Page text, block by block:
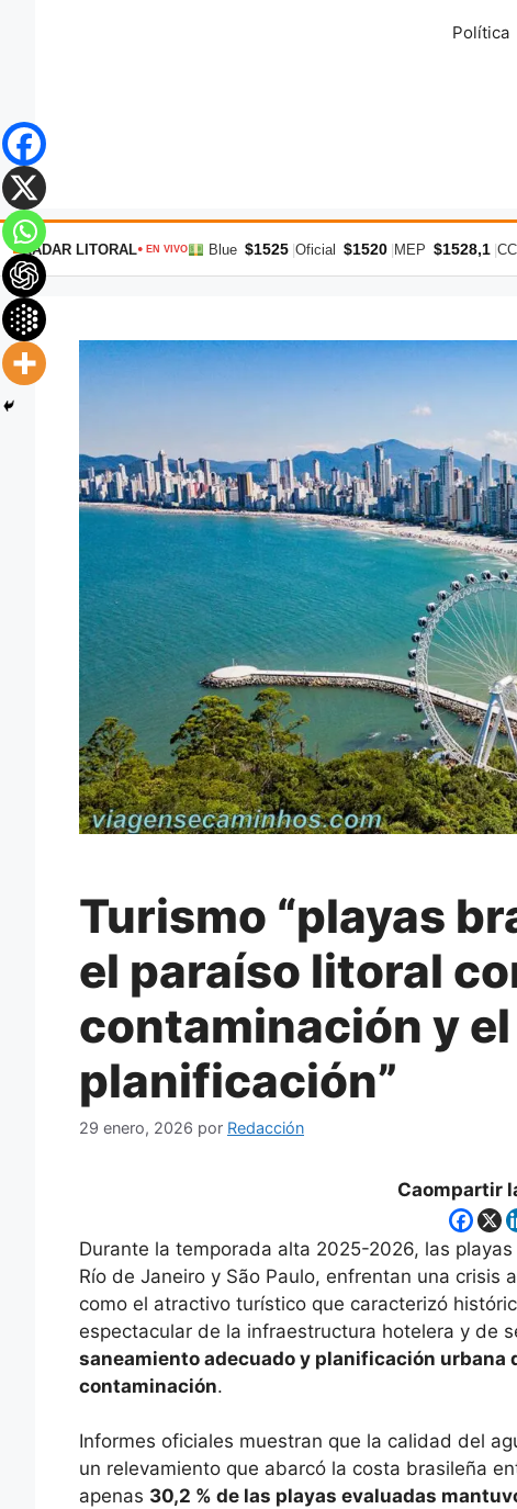
Política
RADAR LITORAL● EN VIVO Blue $1525 |Oficial $1520 |MEP $1528,1 |
Turismo “playas
el paraíso litoral
contaminación y
planificación”
29 enero, 2026 por Redacción
Caompartir
Durante la temporada alta 2025-2026, las
Río de Janeiro y São Paulo, enfrentan una
como el atractivo turístico que caracterizó
espectacular de la infraestructura hotelera y de
saneamiento adecuado y planificación urbana
contaminación.
Informes oficiales muestran que la calidad del
un relevamiento que abarcó la costa brasileña
apenas 30,2 % de las playas evaluadas